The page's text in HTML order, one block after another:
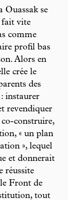
Ouassak se
fait vite
comme
profil bas
Alors en
crée le
des
instaurer
revendiquer
construire,
« un plan
», lequel
et donnerait
réussite
Front de
tout